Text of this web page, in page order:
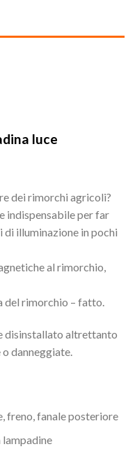
luce
dei rimorchi agricoli?
indispensabile per far
illuminazione in pochi
al rimorchio,
del rimorchio – fatto.
disinstallato altrettanto
danneggiate.
freno, fanale posteriore